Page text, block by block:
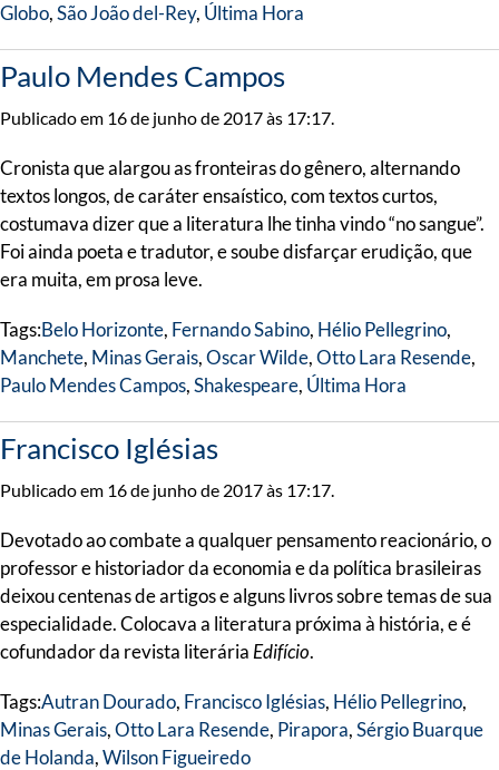
Globo,São João del-Rey, Última Hora
Paulo Mendes Campos
Publicado em 16 de junho de 2017 às 17:17.
Cronista que alargou as fronteiras do gênero, alternando
textos longos, de caráter ensaístico, com textos curtos,
costumava dizer que a literatura lhe tinha vindo “no sangue”.
Foi ainda poeta e tradutor, e soube disfarçar erudição, que
era muita, em prosa leve.
Tags:Belo Horizonte, Fernando Sabino, Hélio Pellegrino,
Manchete, Minas Gerais,Oscar Wilde,Otto Lara Resende,
Paulo Mendes Campos,Shakespeare, Última Hora
Francisco Iglésias
Publicado em 16 de junho de 2017 às 17:17.
Devotado ao combate a qualquer pensamento reacionário, o
professor e historiador da economia e da política brasileiras
deixou centenas de artigos e alguns livros sobre temas de sua
especialidade. Colocava a literatura próxima à história, e é
cofundador da revista literária Edifício.
Tags:Autran Dourado, Francisco Iglésias, Hélio Pellegrino,
Minas Gerais,Otto Lara Resende, Pirapora,Sérgio Buarque
de Holanda,Wilson Figueiredo